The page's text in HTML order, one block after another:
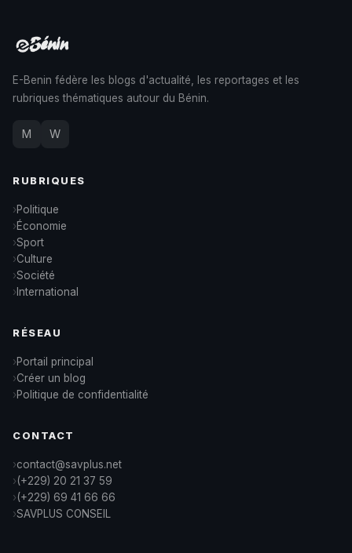
E-Benin fédère les blogs d'actualité, les reportages et les
rubriques thématiques autour du Bénin.
M W
RUBRIQUES
Politique
Économie
Sport
Culture
Société
International
RÉSEAU
Portail principal
Créer un blog
Politique de confidentialité
CONTACT
contact@savplus.net
(+229) 20 21 37 59
(+229) 69 41 66 66
SAVPLUS CONSEIL